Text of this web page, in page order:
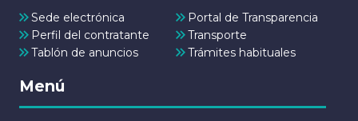
Sede electrónica
Portal de Transparencia
Perfil del contratante
Transporte
Tablón de anuncios
Trámites habituales
Menú